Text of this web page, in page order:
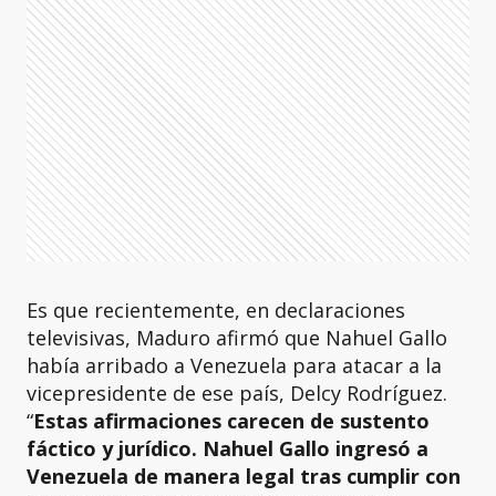
Es que recientemente, en declaraciones
televisivas, Maduro afirmó que Nahuel Gallo
había arribado a Venezuela para atacar a la
vicepresidente de ese país, Delcy Rodríguez.
“Estas afirmaciones carecen de sustento
fáctico y jurídico. Nahuel Gallo ingresó a
Venezuela de manera legal tras cumplir con